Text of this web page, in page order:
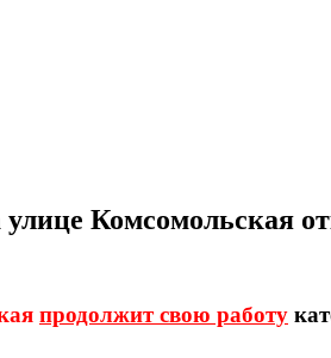
Комсомольская
продолжит свою работу